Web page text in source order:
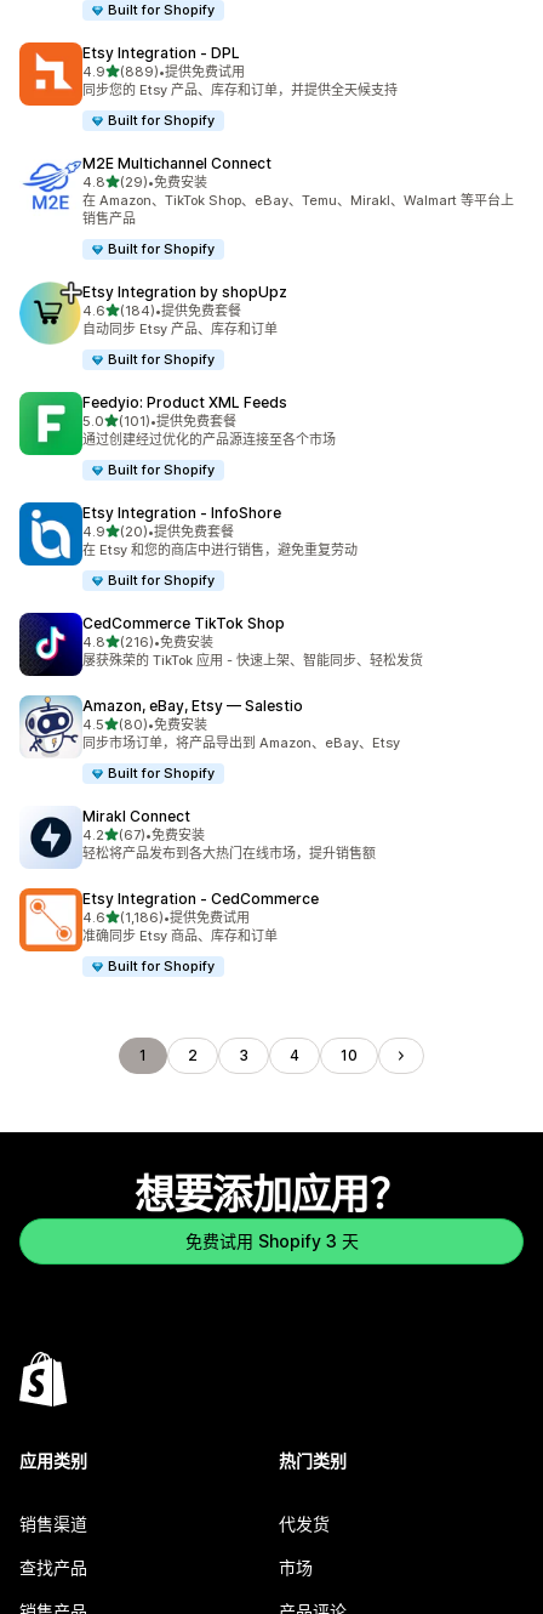
Built for Shopify
Etsy Integration ‑ DPL
4.9星（满分 5 星）
(889)
总共 889 条评论
•提供免费试用
同步您的 Etsy 产品、库存和订单，并提供全天候支持
Built for Shopify
M2E Multichannel Connect
4.8星（满分 5 星）
(29)
总共 29 条评论
•免费安装
在 Amazon、TikTok Shop、eBay、Temu、Mirakl、Walmart 等平台上
销售产品
Built for Shopify
Etsy Integration by shopUpz
4.6星（满分 5 星）
(184)
总共 184 条评论
•提供免费套餐
自动同步 Etsy 产品、库存和订单
Built for Shopify
Feedyio: Product XML Feeds
5.0星（满分 5 星）
(101)
总共 101 条评论
•提供免费套餐
通过创建经过优化的产品源连接至各个市场
Built for Shopify
Etsy Integration ‑ InfoShore
4.9星（满分 5 星）
(20)
总共 20 条评论
•提供免费套餐
在 Etsy 和您的商店中进行销售，避免重复劳动
Built for Shopify
CedCommerce TikTok Shop
4.8星（满分 5 星）
(216)
总共 216 条评论
•免费安装
屡获殊荣的 TikTok 应用 - 快速上架、智能同步、轻松发货
Amazon, eBay, Etsy — Salestio
4.5星（满分 5 星）
(80)
总共 80 条评论
•免费安装
同步市场订单，将产品导出到 Amazon、eBay、Etsy
Built for Shopify
Mirakl Connect
4.2星（满分 5 星）
(67)
总共 67 条评论
•免费安装
轻松将产品发布到各大热门在线市场，提升销售额
Etsy Integration ‑ CedCommerce
4.6星（满分 5 星）
(1,186)
总共 1186 条评论
•提供免费试用
准确同步 Etsy 商品、库存和订单
Built for Shopify
1 2 3 4 10
想要添加应用？
免费试用 Shopify 3 天
应用类别
销售渠道
查找产品
热门类别
代发货
市场